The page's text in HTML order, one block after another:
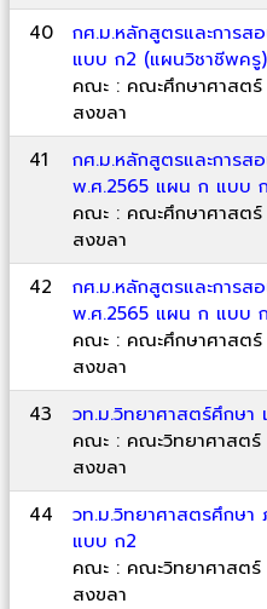
40
กศ.ม.หลักสูตรและการ
แบบ ก2 (แผนวิชาชีพครู)
คณะ : คณะศึกษาศาสตร์
สงขลา
41
กศ.ม.หลักสูตรและการ
พ.ศ.2565 แผน ก แบบ
คณะ : คณะศึกษาศาสตร์
สงขลา
42
กศ.ม.หลักสูตรและการ
พ.ศ.2565 แผน ก แบบ
คณะ : คณะศึกษาศาสตร์
สงขลา
43
วท.ม.วิทยาศาสตร์ศึกษ
คณะ : คณะวิทยาศาสตร์
สงขลา
44
วท.ม.วิทยาศาสตรศึกษ
แบบ ก2
คณะ : คณะวิทยาศาสตร์
สงขลา